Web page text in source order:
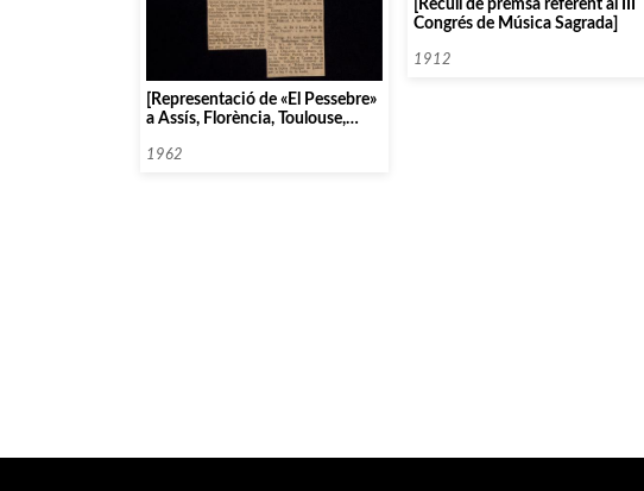
[Representació de «El Pessebre»
a Assís, Florència, Toulouse,
1962
[Recull de premsa referent al III
Congrés de Música Sagrada]
1912